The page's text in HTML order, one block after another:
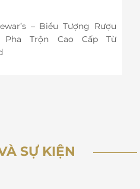
– Biểu Tượng Rượu
Pha Trộn Cao Cấp Từ
SỰ KIỆN